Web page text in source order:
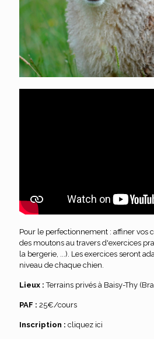
Pour le perfectionnement : affiner vos
des moutons au travers d'exercices
la bergerie, ...). Les exercices seront
niveau de chaque chien.
Lieux : Terrains privés à Baisy-Thy
PAF : 25€/cours
Inscription : cliquez ici